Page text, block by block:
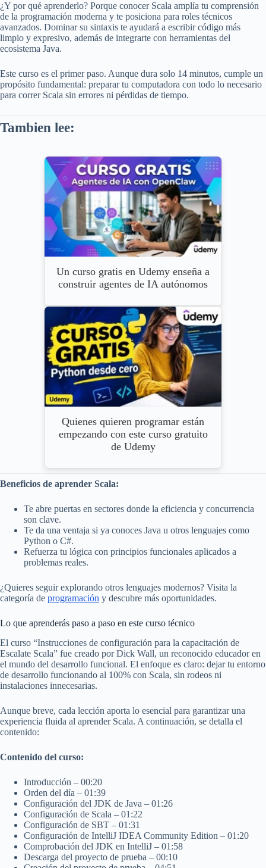
¿Y por qué aprenderlo? Porque conocer Scala amplía tu comprensión
de la programación moderna y te posiciona para roles técnicos
avanzados. Dominar su sintaxis te ayudará a escribir código más
limpio y expresivo, además de integrarte con herramientas del
ecosistema Java.
Este curso es el primer paso. Aunque dura solo 14 minutos, cumple un
propósito fundamental: preparar tu computadora con todo lo necesario
para correr Scala sin errores ni pérdidas de tiempo.
Tambien lee:
Un curso gratis en Udemy enseña a
construir agentes de IA autónomos
Quienes quieren programar están
empezando con este curso gratuito
de Udemy
Beneficios de aprender Scala:
Te abre puertas en sectores donde la eficiencia y concurrencia
son clave.
Te da una ventaja si ya conoces Java u otros lenguajes como
Python o C#.
Refuerza tu lógica con principios funcionales aplicados a
problemas reales.
¿Quieres seguir explorando otros lenguajes modernos? Visita la
categoría de programación y descubre más oportunidades.
Lo que aprenderás paso a paso en este curso técnico
El curso “Instrucciones de configuración para la capacitación de
Escalate Scala” fue creado por Dick Wall, un reconocido educador en
el mundo del desarrollo funcional. El enfoque es claro: dejar tu entorno
de desarrollo funcionando al 100% con Scala, sin rodeos ni
instalaciones innecesarias.
Aunque breve, cada lección aporta lo esencial para garantizar una
experiencia fluida al aprender Scala. A continuación, se detalla el
contenido:
Contenido del curso:
Introducción – 00:20
Orden del día – 01:39
Configuración del JDK de Java – 01:26
Configuración de Scala – 01:22
Configuración de SBT – 01:31
Configuración de IntelliJ IDEA Community Edition – 01:20
Comprobación del JDK en IntelliJ – 01:58
Descarga del proyecto de prueba – 00:10